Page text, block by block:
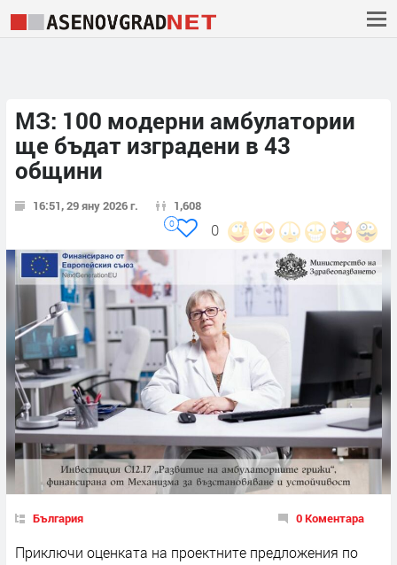
МЗ: 100 модерни амбулатории
ще бъдат изградени в 43
общини
16:51, 29 яну 2026 г. 1,608
0
0
България 0 Коментара
Приключи оценката на проектните предложения по